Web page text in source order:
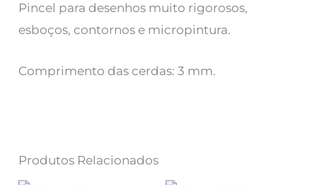
Pincel para desenhos muito rigorosos,
esboços, contornos e micropintura.
Comprimento das cerdas: 3 mm.
Produtos Relacionados